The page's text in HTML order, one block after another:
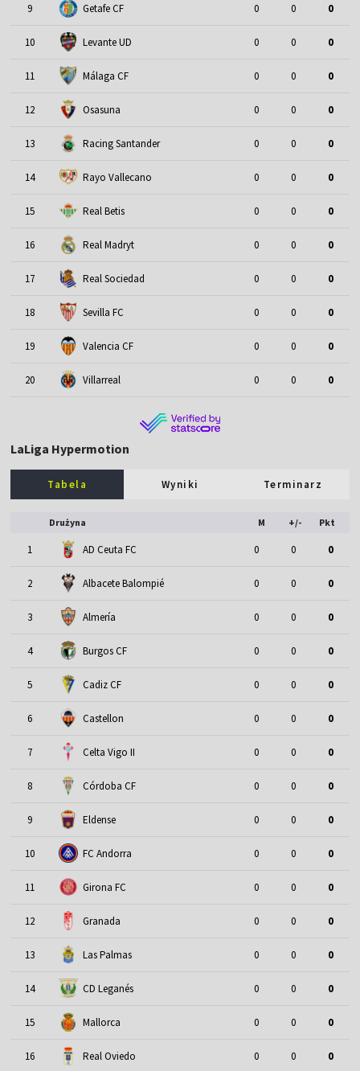
9 Getafe CF 0 0 0
10 Levante UD 0 0 0
11 Málaga CF 0 0 0
12 Osasuna 0 0 0
13 Racing Santander 0 0 0
14 Rayo Vallecano 0 0 0
15 Real Betis 0 0 0
16 Real Madryt 0 0 0
17 Real Sociedad 0 0 0
18 Sevilla FC 0 0 0
19 Valencia CF 0 0 0
20 Villarreal 0 0 0
LaLiga Hypermotion
Tabela Wyniki Terminarz
Drużyna M +/- Pkt
1 AD Ceuta FC 0 0 0
2 Albacete Balompié 0 0 0
3 Almería 0 0 0
4 Burgos CF 0 0 0
5 Cadiz CF 0 0 0
6 Castellon 0 0 0
7 Celta Vigo II 0 0 0
8 Córdoba CF 0 0 0
9 Eldense 0 0 0
10 FC Andorra 0 0 0
11 Girona FC 0 0 0
12 Granada 0 0 0
13 Las Palmas 0 0 0
14 CD Leganés 0 0 0
15 Mallorca 0 0 0
16 Real Oviedo 0 0 0